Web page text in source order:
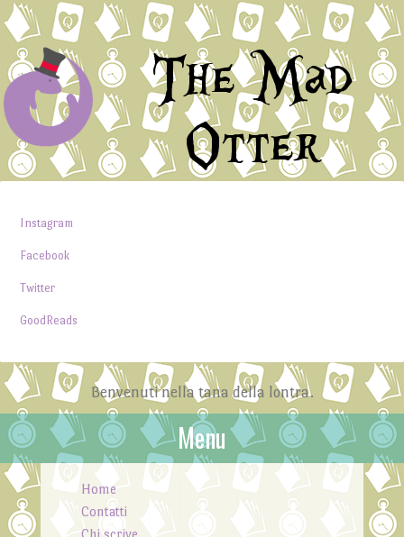
The Mad
Otter
Instagram
Facebook
Twitter
GoodReads
Benvenuti nella tana della lontra.
Menu
Skip to content
Home
Contatti
Chi scrive